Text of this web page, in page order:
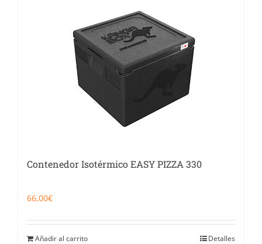
Contenedor Isotérmico EASY PIZZA 330
66,00€
Añadir al carrito Detalles